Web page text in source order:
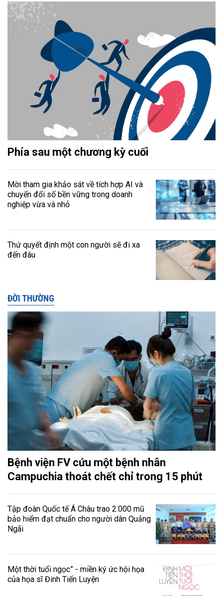
Phía sau một chương kỳ cuối
Mời tham gia khảo sát về tích hợp AI và
chuyển đổi số bền vững trong doanh
nghiệp vừa và nhỏ
Thứ quyết định một con người sẽ đi xa
đến đâu
ĐỜI THƯỜNG
Bệnh viện FV cứu một bệnh nhân
Campuchia thoát chết chỉ trong 15 phút
Tập đoàn Quốc tế Á Châu trao 2.000 mũ
bảo hiểm đạt chuẩn cho người dân Quảng
Ngãi
Một thời tuổi ngọc” - miền ký ức hội họa
của họa sĩ Đinh Tiến Luyện